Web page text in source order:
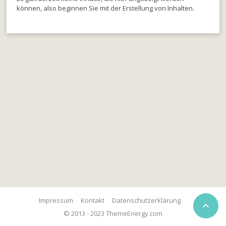
können, also beginnen Sie mit der Erstellung von Inhalten.

© 2013 - 2023 ThemeEnergy.com
Impressum Kontakt Datenschutzerklärung